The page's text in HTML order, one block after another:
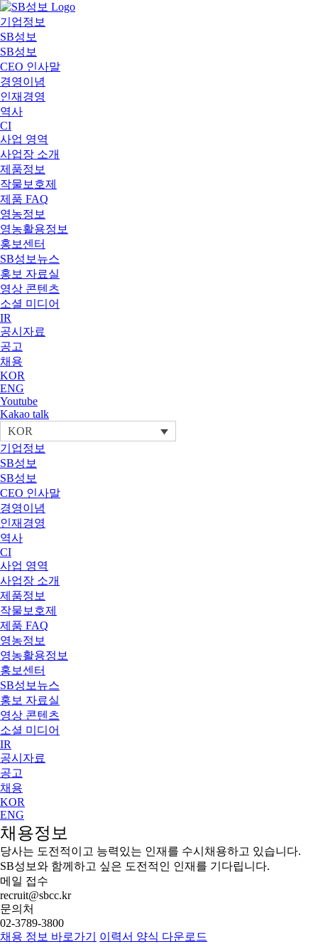
기업정보
SB성보
SB성보
CEO 인사말
경영이념
인재경영
역사
CI
사업 영역
사업장 소개
제품정보
작물보호제
제품 FAQ
영농정보
영농활용정보
홍보센터
SB성보뉴스
홍보 자료실
영상 콘텐츠
소셜 미디어
IR
공시자료
공고
채용
KOR
ENG
Youtube
Kakao talk
KOR
기업정보
SB성보
SB성보
CEO 인사말
경영이념
인재경영
역사
CI
사업 영역
사업장 소개
제품정보
작물보호제
제품 FAQ
영농정보
영농활용정보
홍보센터
SB성보뉴스
홍보 자료실
영상 콘텐츠
소셜 미디어
IR
공시자료
공고
채용
KOR
ENG
채용정보
당사는 도전적이고 능력있는 인재를 수시채용하고 있습니다.
SB성보와 함께하고 싶은 도전적인 인재를 기다립니다.
메일 접수
recruit@sbcc.kr
문의처
02-3789-3800
채용 정보 바로가기
이력서 양식 다운로드